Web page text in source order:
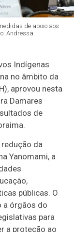
de apoio aos
Andressa
Indígenas
no âmbito da
aprovou nesta
Damares
de
da
Yanomami, a
públicas. O
a órgãos do
para
a proteção ao